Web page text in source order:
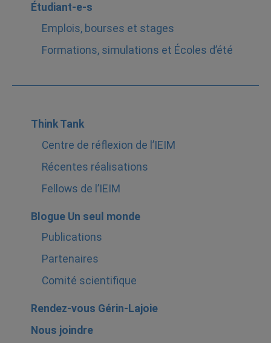
Étudiant-e-s
Emplois, bourses et stages
Formations, simulations et Écoles d’été
Think Tank
Centre de réflexion de l’IEIM
Récentes réalisations
Fellows de l’IEIM
Blogue Un seul monde
Publications
Partenaires
Comité scientifique
Rendez-vous Gérin-Lajoie
Nous joindre